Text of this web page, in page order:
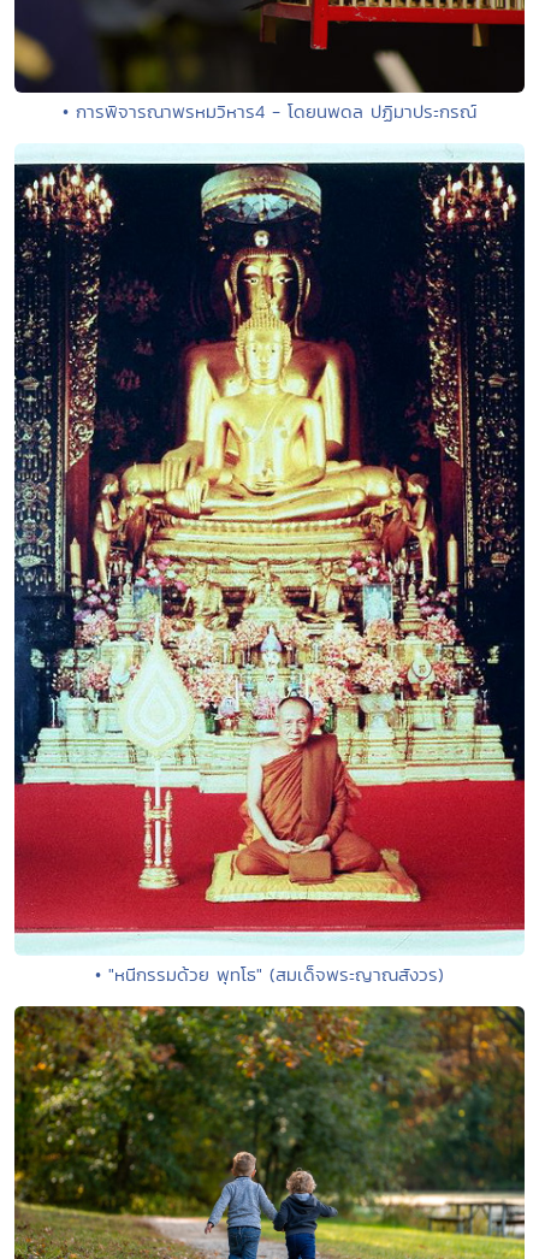
• การพิจารณาพรหมวิหาร4 - โดยนพดล ปฏิมาประกรณ์
• "หนีกรรมด้วย พุทโธ" (สมเด็จพระญาณสังวร)